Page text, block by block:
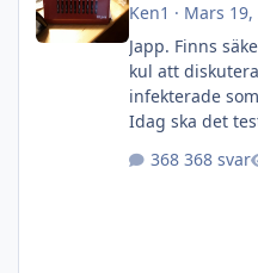
Ken1 · Mars 19,
Japp. Finns
kul att
infekterade
Idag ska det
år. Någon hade
368 svar